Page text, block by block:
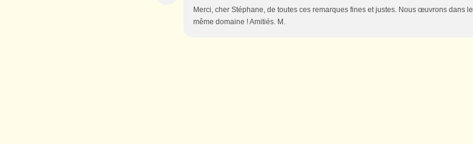
Merci, cher Stéphane, de toutes ces remarques fines et justes. Nous œuvrons dans le
même domaine ! Amitiés. M.